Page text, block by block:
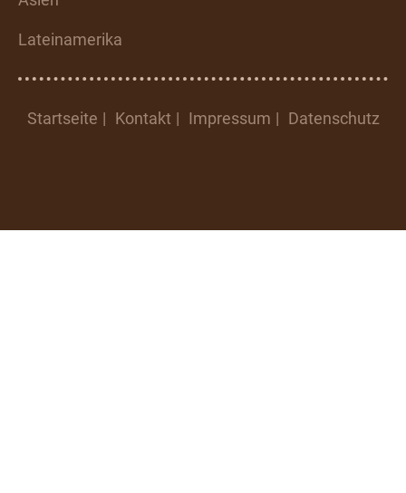
Lateinamerika
Startseite Kontakt Impressum Datenschutz